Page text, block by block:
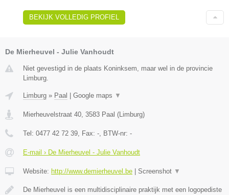
BEKIJK VOLLEDIG PROFIEL
De Mierheuvel - Julie Vanhoudt
Niet gevestigd in de plaats Koninksem, maar wel in de provincie
Limburg.
Limburg » Paal Google maps ▼
Mierheuvelstraat 40, 3583 Paal (Limburg)
Tel: 0477 42 72 39, Fax: -, BTW-nr: -
E-mail › De Mierheuvel - Julie Vanhoudt
Website: http://www.demierheuvel.be Screenshot ▼
De Mierheuvel is een multidisciplinaire praktijk met een logopediste